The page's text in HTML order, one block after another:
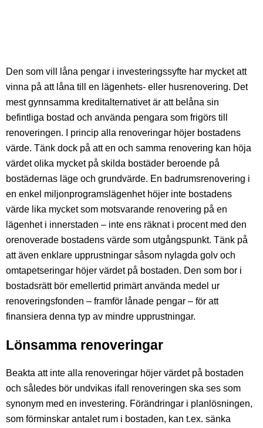
Den som vill låna pengar i investeringssyfte har mycket att
vinna på att låna till en lägenhets- eller husrenovering. Det
mest gynnsamma kreditalternativet är att belåna sin
befintliga bostad och använda pengara som frigörs till
renoveringen. I princip alla renoveringar höjer bostadens
värde. Tänk dock på att en och samma renovering kan höja
värdet olika mycket på skilda bostäder beroende på
bostädernas läge och grundvärde. En badrumsrenovering i
en enkel miljonprogramslägenhet höjer inte bostadens
värde lika mycket som motsvarande renovering på en
lägenhet i innerstaden – inte ens räknat i procent med den
orenoverade bostadens värde som utgångspunkt. Tänk på
att även enklare upprustningar såsom nylagda golv och
omtapetseringar höjer värdet på bostaden. Den som bor i
bostadsrätt bör emellertid primärt använda medel ur
renoveringsfonden – framför lånade pengar – för att
finansiera denna typ av mindre upprustningar.
Lönsamma renoveringar
Beakta att inte alla renoveringar höjer värdet på bostaden
och således bör undvikas ifall renoveringen ska ses som
synonym med en investering. Förändringar i planlösningen,
som förminskar antalet rum i bostaden, kan t.ex. sänka